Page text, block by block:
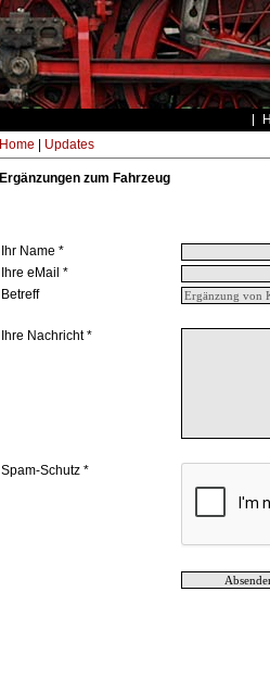
Home Updates
Ergänzungen zum Fahrzeug
Ihr Name *
Ihre eMail *
Betreff
Ihre Nachricht *
Spam-Schutz *